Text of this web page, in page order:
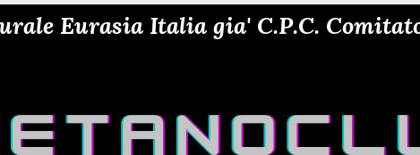
Eurasia Italia gia' C.P.C.